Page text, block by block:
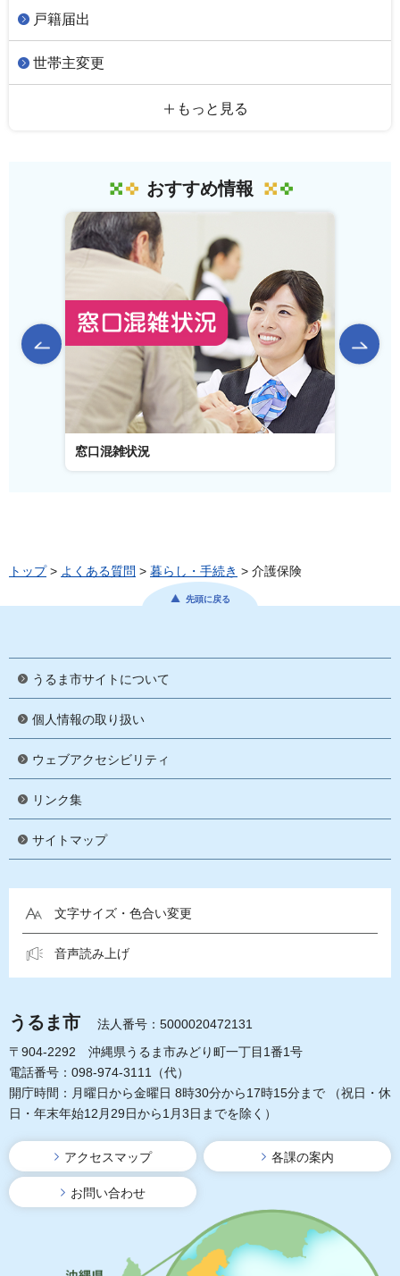
戸籍届出
世帯主変更
もっと見る
おすすめ情報
前のスライドを表示
窓口混雑状況
トップ> よくある質問 > 暮らし・手続き > 介護保険
先頭に戻る
うるま市サイトについて
個人情報の取り扱い
ウェブアクセシビリティ
リンク集
サイトマップ
文字サイズ・色合い変更
音声読み上げ
うるま市
法人番号：5000020472131
〒904-2292 沖縄県うるま市みどり町一丁目1番1号
電話番号：098-974-3111（代）
開庁時間：月曜日から金曜日 8時30分から17時15分まで
（祝日・休
日・年末年始12月29日から1月3日までを除く）
アクセスマップ 各課の案内
お問い合わせ